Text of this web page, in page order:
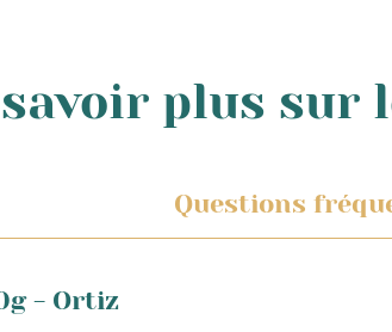
plus sur
Questions
- Ortiz